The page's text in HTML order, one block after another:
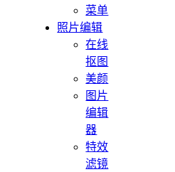
菜单
照片编辑
在线
抠图
美颜
图片
编辑
器
特效
滤镜